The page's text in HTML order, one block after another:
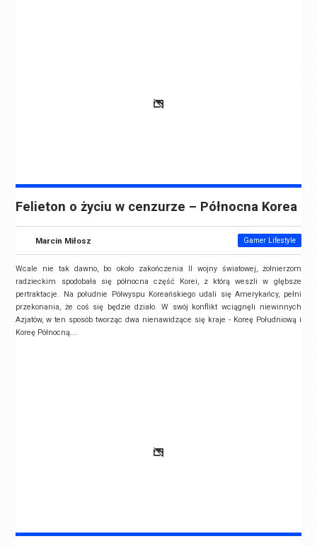
Felieton o życiu w cenzurze – Północna Korea
Marcin Miłosz Gamer Lifestyle
Wcale nie tak dawno, bo około zakończenia II wojny światowej, żołnierzom
radzieckim spodobała się północna część Korei, z którą weszli w głębsze
pertraktacje. Na południe Półwyspu Koreańskiego udali się Amerykańcy, pełni
przekonania, że coś się będzie działo. W swój konflikt wciągnęli niewinnych
Azjatów, w ten sposób tworząc dwa nienawidzące się kraje - Koreę Południową i
Koreę Północną...